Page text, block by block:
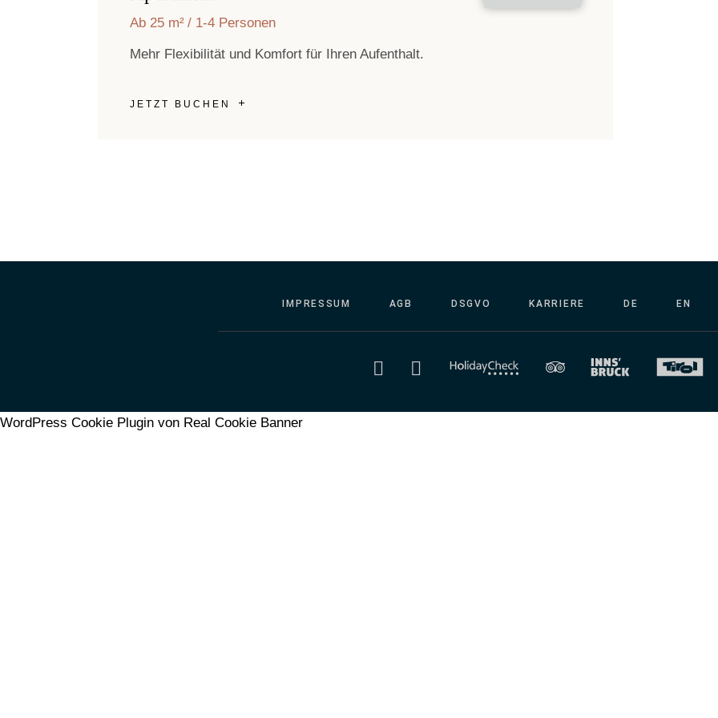
Ab 25 m² 1-4 Personen
Mehr Flexibilität und Komfort für Ihren Aufenthalt.
JETZT BUCHEN
IMPRESSUM AGB DSGVO KARRIERE DE EN
WordPress Cookie Plugin von Real Cookie Banner